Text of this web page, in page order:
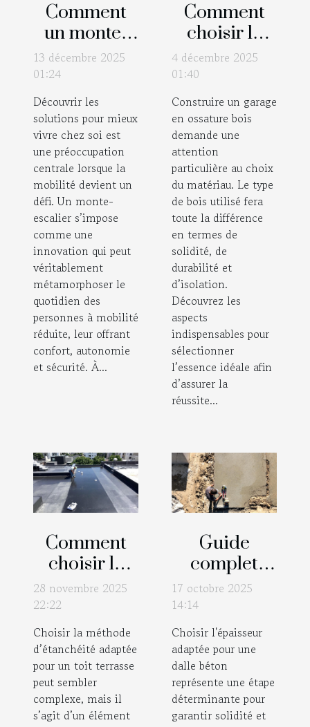
Comment
un monte-
escalier
transformer
votre
quotidien ?
13 décembre 2025
01:24
Découvrir les
solutions pour mieux
vivre chez soi est
une préoccupation
centrale lorsque la
mobilité devient un
défi. Un monte-
escalier s’impose
comme une
innovation qui peut
véritablement
métamorphoser le
quotidien des
personnes à mobilité
réduite, leur offrant
confort, autonomie
et sécurité. À...
Comment
choisir le
meilleur
bois pour
votre garage
en ossature
bois ?
4 décembre 2025
01:40
Construire un garage
en ossature bois
demande une
attention
particulière au choix
du matériau. Le type
de bois utilisé fera
toute la différence
en termes de
solidité, de
durabilité et
d’isolation.
Découvrez les
aspects
indispensables pour
sélectionner
l’essence idéale afin
d’assurer la
réussite...
Comment
choisir la
meilleure
méthode
d'étanchéité
pour votre
toit terrasse
?
28 novembre 2025
22:22
Choisir la méthode
d’étanchéité adaptée
pour un toit terrasse
peut sembler
complexe, mais il
s’agit d’un élément
Guide
complet
pour choisir
l'épaisseur
idéale de
votre dalle
béton
17 octobre 2025
14:14
Choisir l'épaisseur
adaptée pour une
dalle béton
représente une étape
déterminante pour
garantir solidité et